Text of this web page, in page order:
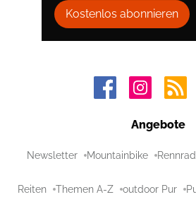
Kostenlos abonnieren
Angebote
Newsletter Mountainbike Rennrad
Reiten Themen A-Z outdoor Pur